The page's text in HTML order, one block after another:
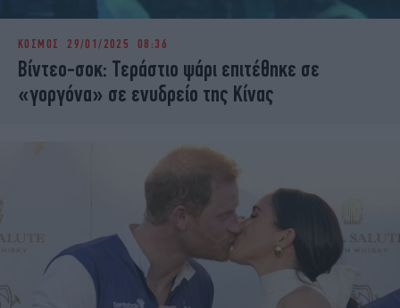
ΚΟΣΜΟΣ 29/01/2025 08:36
Βίντεο-σοκ: Τεράστιο ψάρι επιτέθηκε σε
«γοργόνα» σε ενυδρείο της Κίνας